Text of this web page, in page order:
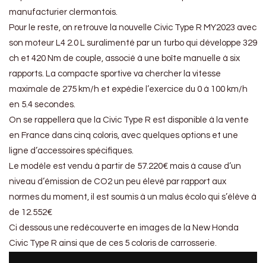
manufacturier clermontois.
Pour le reste, on retrouve la nouvelle Civic Type R MY2023 avec
son moteur L4 2.0 L suralimenté par un turbo qui développe 329
ch et 420 Nm de couple, associé à une boîte manuelle à six
rapports. La compacte sportive va chercher la vitesse
maximale de 275 km/h et expédie l’exercice du 0 à 100 km/h
en 5.4 secondes.
On se rappellera que la Civic Type R est disponible à la vente
en France dans cinq coloris, avec quelques options et une
ligne d’accessoires spécifiques.
Le modèle est vendu à partir de 57.220€ mais à cause d’un
niveau d’émission de CO2 un peu élevé par rapport aux
normes du moment, il est soumis à un malus écolo qui s’élève à
de 12.552€
Ci dessous une redécouverte en images de la New Honda
Civic Type R ainsi que de ces 5 coloris de carrosserie.